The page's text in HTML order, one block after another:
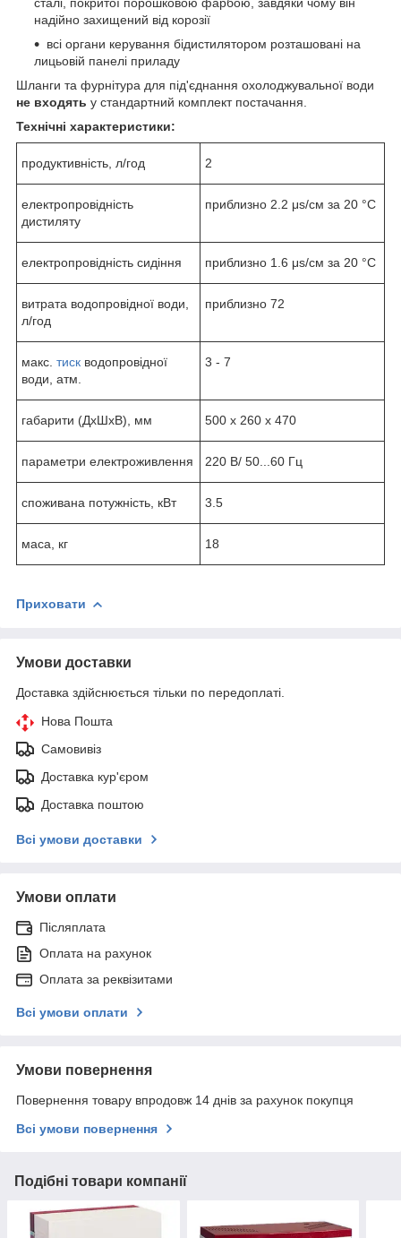
надійно захищений від корозії
всі органи керування бідистилятором розташовані на
лицьовій панелі приладу
Шланги та фурнітура для під'єднання охолоджувальної води
не входять у стандартний комплект постачання.
Технічні характеристики:
продуктивність, л/год 2
електропровідність
дистиляту
приблизно 2.2 μs/см за 20 °C
електропровідність сидіння приблизно 1.6 μs/см за 20 °C
витрата водопровідної води,
л/год
приблизно 72
макс. тиск водопровідної
води, атм.
3 - 7
габарити (ДхШхВ), мм 500 x 260 x 470
параметри електроживлення 220 В/ 50...60 Гц
споживана потужність, кВт 3.5
маса, кг 18
Приховати
Умови доставки
Доставка здійснюється тільки по передоплаті.
Нова Пошта
Самовивіз
Доставка кур'єром
Доставка поштою
Всі умови доставки
Умови оплати
Післяплата
Оплата на рахунок
Оплата за реквізитами
Всі умови оплати
Умови повернення
Повернення товару впродовж 14 днів за рахунок покупця
Всі умови повернення
Подібні товари компанії